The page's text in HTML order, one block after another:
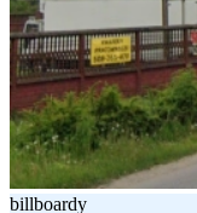
billboardy